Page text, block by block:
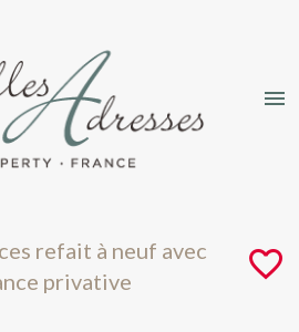
refait à neuf
refait à neuf avec
privative